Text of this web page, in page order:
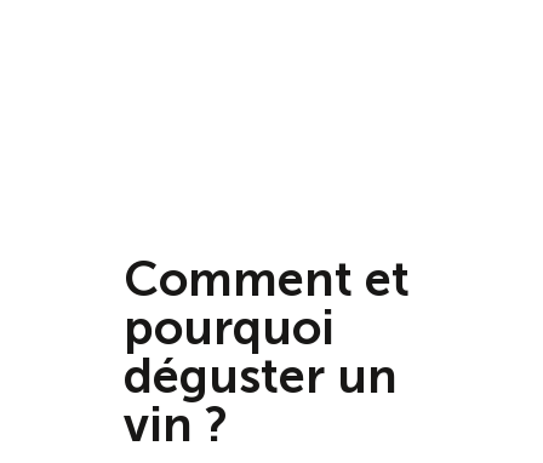
Comment et
pourquoi
déguster un
vin ?